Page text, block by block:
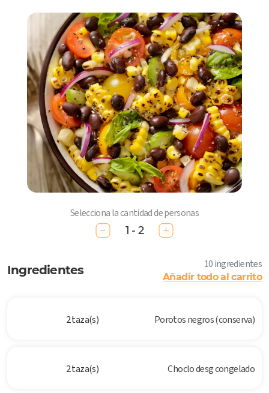
Selecciona la cantidad de personas
1 - 2
Ingredientes 10 ingredientes
Añadir todo al carrito
2 taza(s) Porotos negros (conserva)
2 taza(s) Choclo desg congelado